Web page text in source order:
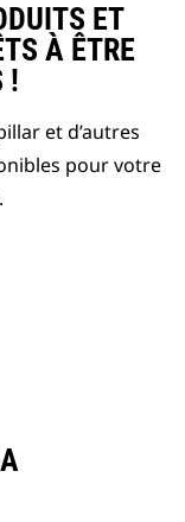
ET
À ÊTRE
!
et d’autres
pour votre